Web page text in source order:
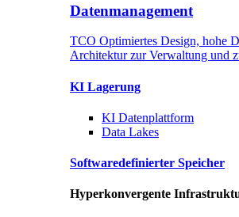
Datenmanagement
TCO Optimiertes Design, hohe
Architektur zur Verwaltung und
KI Lagerung
KI Datenplattform
Data Lakes
Softwaredefinierter Speicher
Hyperkonvergente